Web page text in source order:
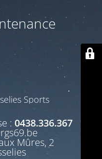
Sports
: 0438.336.367
Mûres, 2